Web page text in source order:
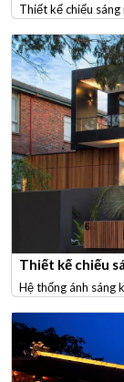
Thiết kế chiếu
Thiết kế chiếu
Hệ thống ánh sáng